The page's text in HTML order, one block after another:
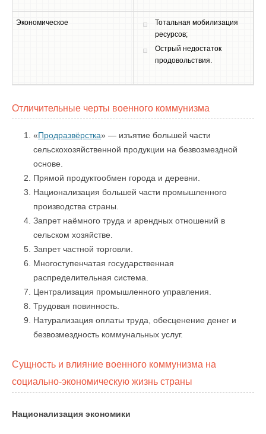
Экономическое
Тотальная мобилизация
ресурсов;
Острый недостаток
продовольствия.
Отличительные черты военного коммунизма
«Продразвёрстка» — изъятие большей части
сельскохозяйственной продукции на безвозмездной
основе.
Прямой продуктообмен города и деревни.
Национализация большей части промышленного
производства страны.
Запрет наёмного труда и арендных отношений в
сельском хозяйстве.
Запрет частной торговли.
Многоступенчатая государственная
распределительная система.
Централизация промышленного управления.
Трудовая повинность.
Натурализация оплаты труда, обесценение денег и
безвозмездность коммунальных услуг.
Сущность и влияние военного коммунизма на
социально-экономическую жизнь страны
Национализация экономики